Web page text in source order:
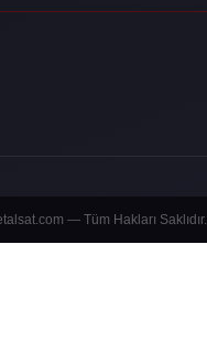
— Tüm Hakları Saklıdır.